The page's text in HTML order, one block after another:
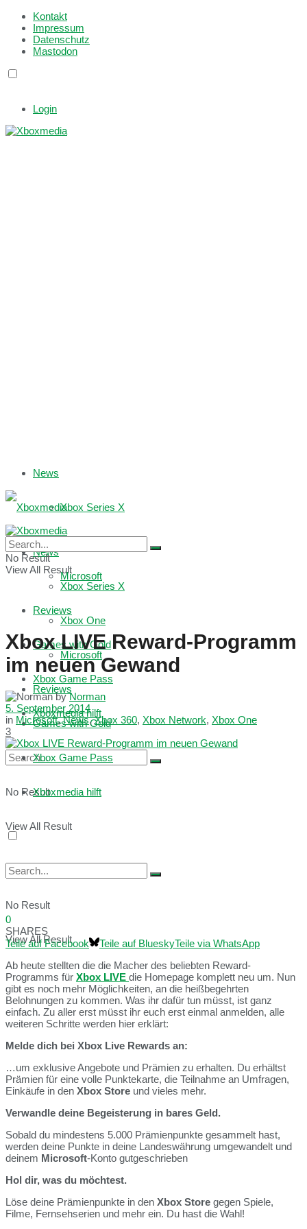
Kontakt
Impressum
Datenschutz
Mastodon
Login
News
Xbox Series X
Microsoft
Reviews
Games with Gold
Xbox Game Pass
Xboxmedia hilft
No Result
View All Result
News
Xbox Series X
Xbox One
Microsoft
Reviews
Games with Gold
Xbox Game Pass
Xboxmedia hilft
No Result
View All Result
No Result
View All Result
Xbox LIVE Reward-Programm
im neuen Gewand
by Norman
5. September 2014
in Microsoft,News,Xbox 360, Xbox Network, Xbox One
3
0
SHARES
Teile auf Facebook
Teile auf BlueskyTeile via WhatsApp
Ab heute stellten die die Macher des beliebten Reward-
Programms für Xbox LIVE die Homepage komplett neu um. Nun
gibt es noch mehr Möglichkeiten, an die heißbegehrten
Belohnungen zu kommen. Was ihr dafür tun müsst, ist ganz
einfach. Zu aller erst müsst ihr euch erst einmal anmelden, alle
weiteren Schritte werden hier erklärt:
Melde dich bei Xbox Live Rewards an:
…um exklusive Angebote und Prämien zu erhalten. Du erhältst
Prämien für eine volle Punktekarte, die Teilnahme an Umfragen,
Einkäufe in den Xbox Store und vieles mehr.
Verwandle deine Begeisterung in bares Geld.
Sobald du mindestens 5.000 Prämienpunkte gesammelt hast,
werden deine Punkte in deine Landeswährung umgewandelt und
deinem Microsoft-Konto gutgeschrieben
Hol dir, was du möchtest.
Löse deine Prämienpunkte in den Xbox Store gegen Spiele,
Filme, Fernsehserien und mehr ein. Du hast die Wahl!